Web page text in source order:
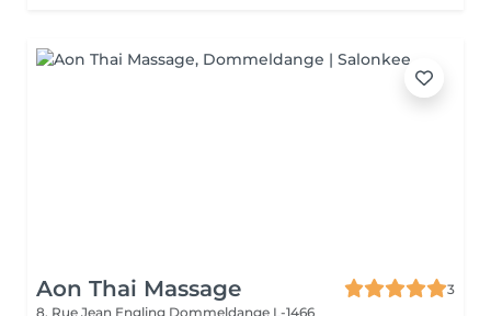
Aon Thai Massage
3
8, Rue Jean Engling Dommeldange L-1466